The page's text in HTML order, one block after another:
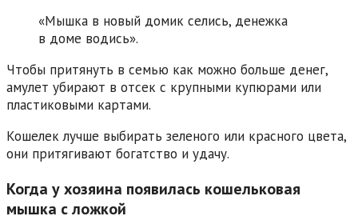
«Мышка в новый домик селись, денежка
в доме водись».
Чтобы притянуть в семью как можно больше денег,
амулет убирают в отсек с крупными купюрами или
пластиковыми картами.
Кошелек лучше выбирать зеленого или красного цвета,
они притягивают богатство и удачу.
Когда у хозяина появилась кошельковая
мышка с ложкой